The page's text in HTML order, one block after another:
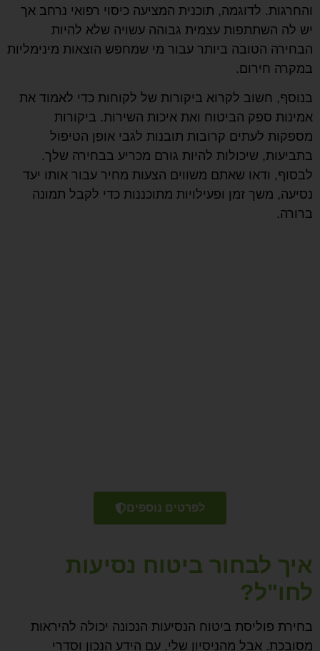
והחרגות. לדוגמה, תוכנית המציעה כיסוי רפואי נרחב אך
יש לה השתתפות עצמית גבוהה עשויה שלא להיות
הבחירה הטובה ביותר עבור מי שמחפש הוצאות מינימליות
במקרה חירום.
בנוסף, חשוב לקרוא ביקורות של לקוחות כדי לאמוד את
אמינות ספק הביטוח ואת איכות השירות. ביקורות
מספקות לעתים קרובות תובנות לגבי אופן הטיפול
בתביעות, שיכולות להיות גורם מכריע בבחירה שלך.
לבסוף, ודאו שאתם משווים הצעות מחיר עבור אותו יעד
נסיעה, משך זמן ופעילויות מתוכננות כדי לקבל תמונה
ברורה.
לפרטים נוספים
איך לבחור ביטוח נסיעות
לחו"ל?
בחירת פוליסת ביטוח הנסיעות הנכונה יכולה להיראות
מסובכת. אבל מהניסיון שלי, עם הידע הנכון וסדרי